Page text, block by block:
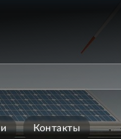
Контакты